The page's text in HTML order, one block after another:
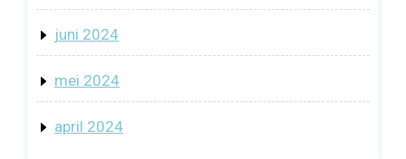
juni 2024
mei 2024
april 2024